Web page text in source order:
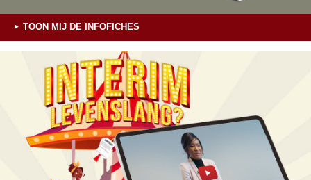
TOON MIJ DE INFOFICHES